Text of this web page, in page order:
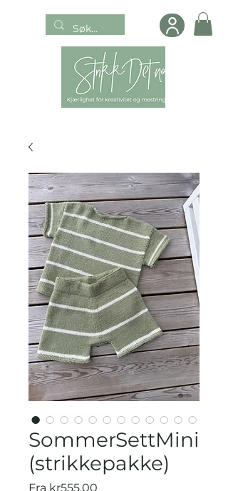
SommerSettMini
(strikkepakke)
Fra kr555,00